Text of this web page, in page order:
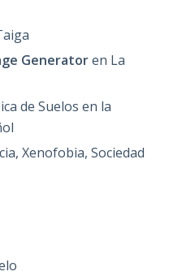
Generatoren La
de Suelos en la
Xenofobia, Sociedad